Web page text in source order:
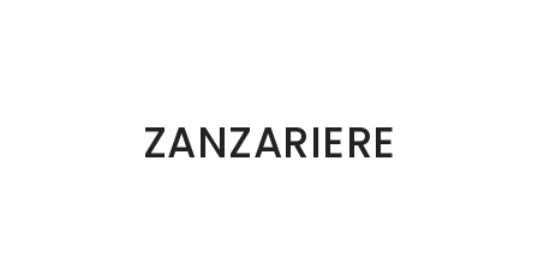
ZANZARIERE